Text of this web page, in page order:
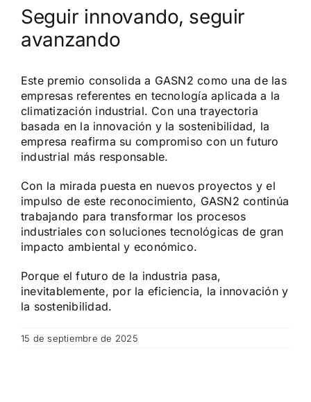
Seguir innovando, seguir
avanzando
Este premio consolida a GASN2 como una de las
empresas referentes en tecnología aplicada a la
climatización industrial. Con una trayectoria
basada en la innovación y la sostenibilidad, la
empresa reafirma su compromiso con un futuro
industrial más responsable.
Con la mirada puesta en nuevos proyectos y el
impulso de este reconocimiento, GASN2 continúa
trabajando para transformar los procesos
industriales con soluciones tecnológicas de gran
impacto ambiental y económico.
Porque el futuro de la industria pasa,
inevitablemente, por la eficiencia, la innovación y
la sostenibilidad.
15 de septiembre de 2025